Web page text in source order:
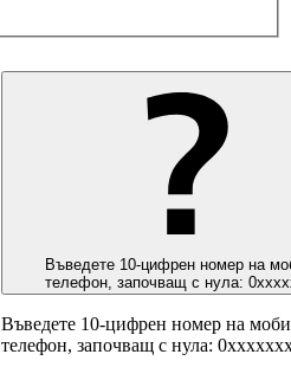
Въведете 10-цифрен номер на
телефон, започващ с нула:
Въведете 10-цифрен номер на
телефон, започващ с нула: